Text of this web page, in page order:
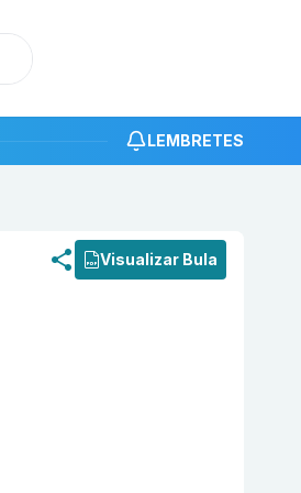
LEMBRETES
Revestido com 120
Visualizar Bula